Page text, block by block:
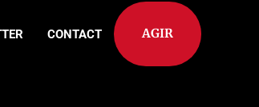
CONTACT AGIR